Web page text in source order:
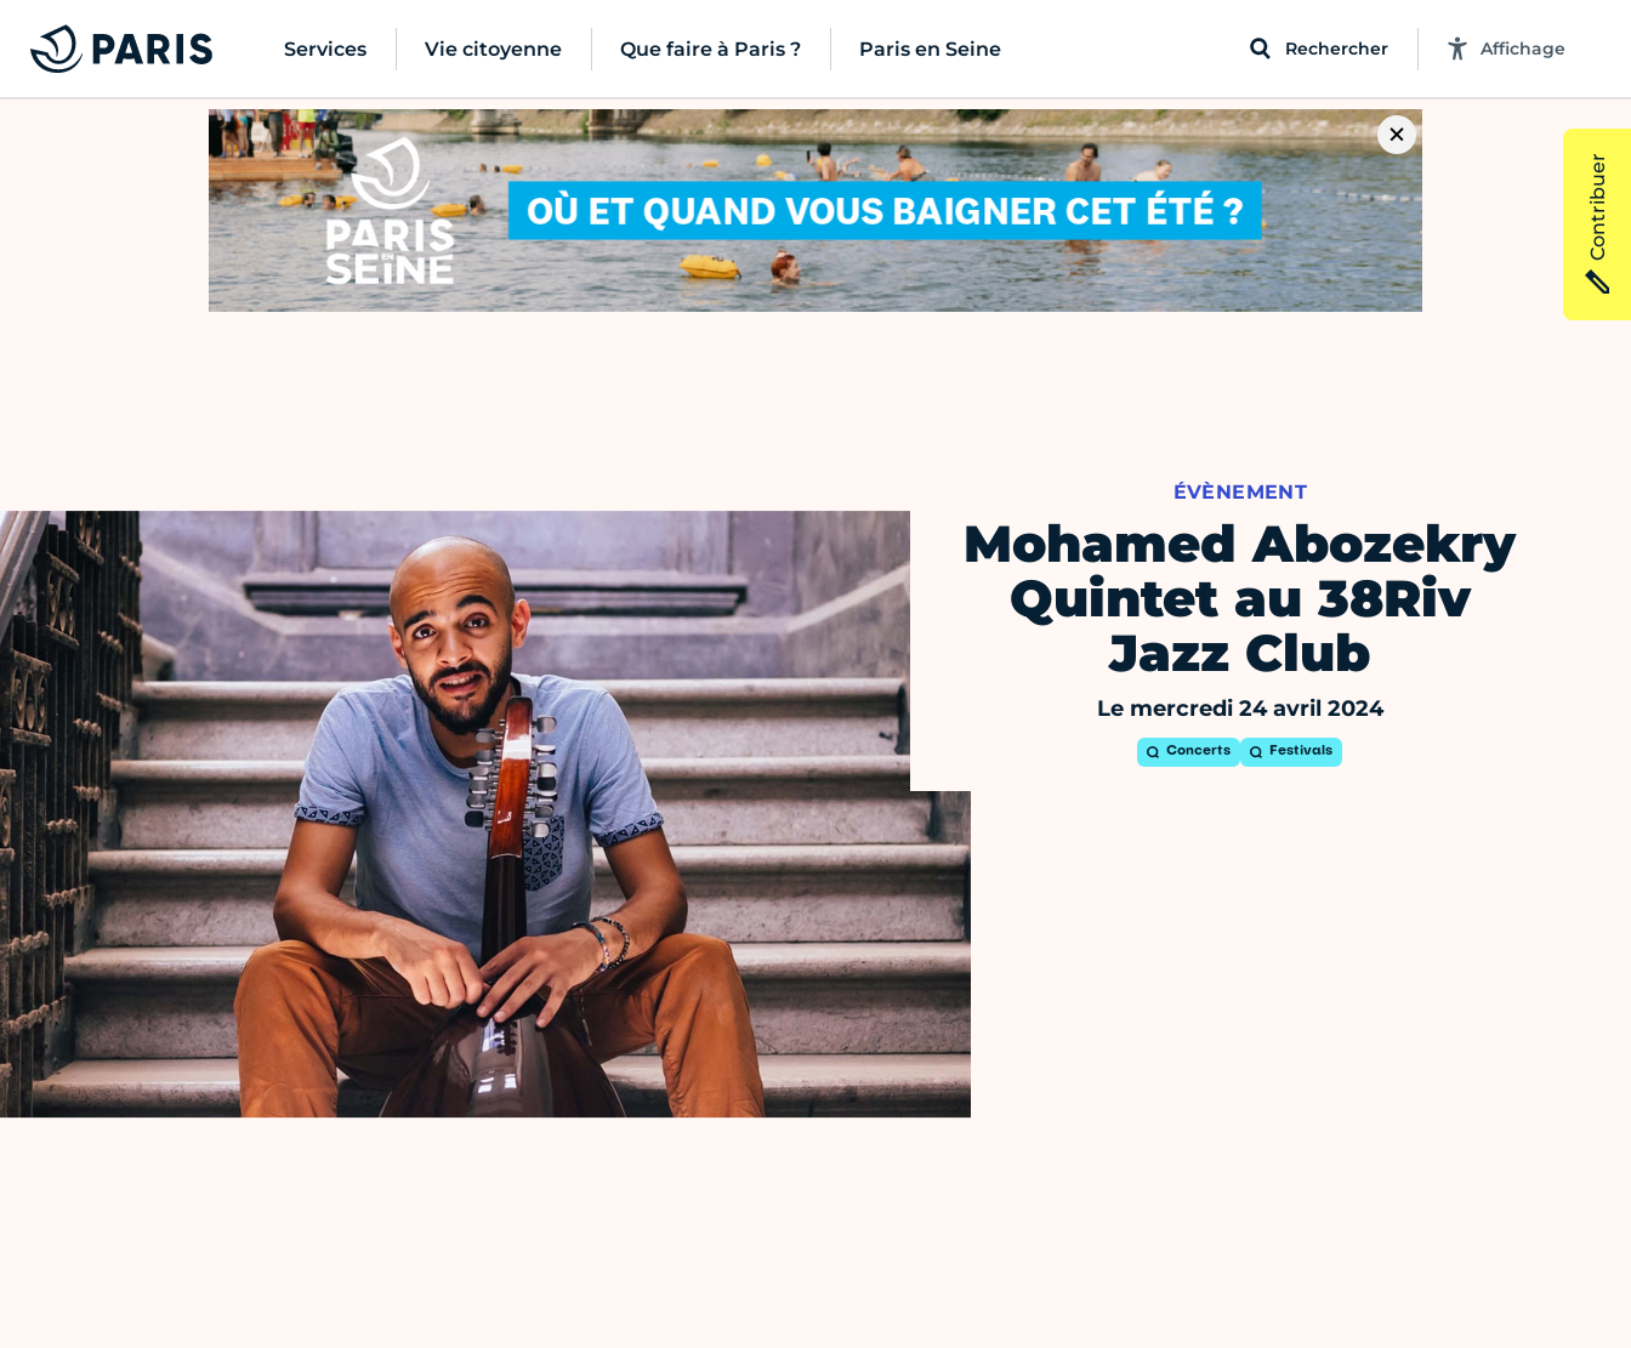
Services Vie citoyenne Que faire à Paris ? Paris en Seine Rechercher Affichage
ÉVÈNEMENT
Mohamed Abozekry
Quintet au 38Riv
Jazz Club
Le mercredi 24 avril 2024
Concerts Festivals
Contribuer